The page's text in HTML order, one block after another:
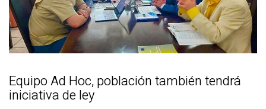
Equipo Ad Hoc, población también tendrá
iniciativa de ley